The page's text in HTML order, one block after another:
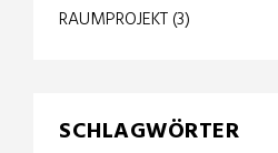
RAUMPROJEKT(3)
SCHLAGWÖRTER